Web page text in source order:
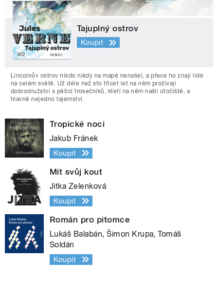
Tajuplný ostrov
Koupit
Lincolnův ostrov nikdo nikdy na mapě nenašel, a přece ho znají lidé
na celém světě. Už déle než sto třicet let na něm prožívají
dobrodružství s pěticí trosečníků, kteří na něm našli útočiště, a
hlavně nejedno tajemství.
Tropické noci
Jakub Fránek
Koupit
Mít svůj kout
Jitka Zelenková
Koupit
Román pro pitomce
Lukáš Balabán, Šimon Krupa, Tomáš
Soldán
Koupit